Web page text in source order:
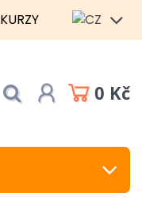
KURZY
0 Kč